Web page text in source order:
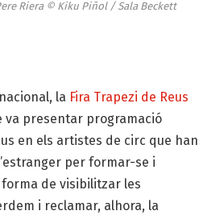
Pere Riera © Kiku Piñol / Sala Beckett
la Fira Trapezi de Reus
va presentar programació
en els artistes de circ que han
per formar-se i
de visibilitzar les
i reclamar, alhora, la